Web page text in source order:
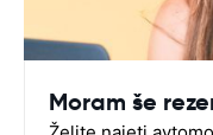
Moram še